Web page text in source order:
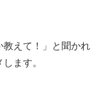
教えて！」と聞かれ
ます。